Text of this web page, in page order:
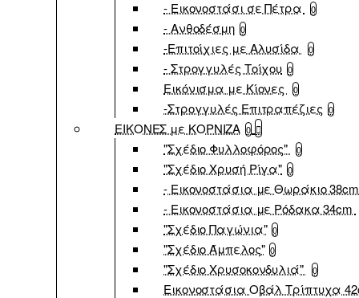
- Εικονοστάσι σε Πέτρα 0
- Ανθοδέσμη 0
-Επιτοίχιες με Αλυσίδα 0
- Στρογγυλές Τοίχου 0
Εικόνισμα με Κίονες 0
-Στρογγυλές Επιτραπέζιες 0
ΕΙΚΟΝΕΣ με ΚΟΡΝΙΖΑ 0
"Σχέδιο Φυλλοφόρος" 0
"Σχέδιο Χρυσή Ρίγα" 0
- Εικονοστάσια με Θωράκιο
- Εικονοστάσια με Ρόδακα 34cm
"Σχέδιο Παγώνια" 0
"Σχέδιο Άμπελος" 0
"Σχέδιο Χρυσοκονδυλιά" 0
Εικονοστάσια Οβάλ Τρίπτυχα